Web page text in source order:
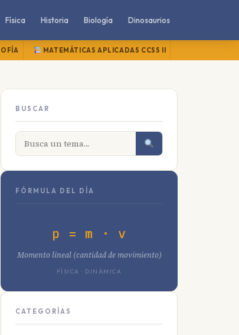
Física Historia Biología Dinosaurios
MATEMÁTICAS APLICADAS CCSS II
BUSCAR
FÓRMULA DEL DÍA
p = m · v
Momento lineal (cantidad de movimiento)
FÍSICA · DINÁMICA
CATEGORÍAS